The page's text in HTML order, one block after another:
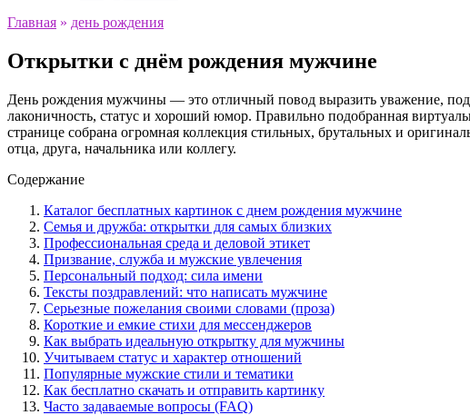
Главная » день рождения
Открытки с днём рождения мужчине
День рождения мужчины — это отличный повод выразить уважение,
лаконичность, статус и хороший юмор. Правильно подобранная
странице собрана огромная коллекция стильных, брутальных и
отца, друга, начальника или коллегу.
Содержание
Каталог бесплатных картинок с днем рождения мужчине
Семья и дружба: открытки для самых близких
Профессиональная среда и деловой этикет
Призвание, служба и мужские увлечения
Персональный подход: сила имени
Тексты поздравлений: что написать мужчине
Серьезные пожелания своими словами (проза)
Короткие и емкие стихи для мессенджеров
Как выбрать идеальную открытку для мужчины
Учитываем статус и характер отношений
Популярные мужские стили и тематики
Как бесплатно скачать и отправить картинку
Часто задаваемые вопросы (FAQ)